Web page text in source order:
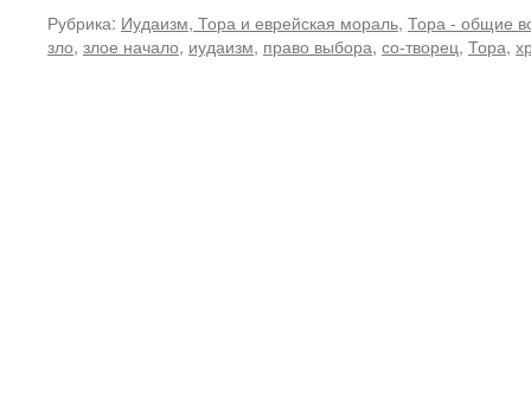
Рубрика: Иудаизм, Тора и еврейская мораль, Тора - общие
зло, злое начало, иудаизм, право выбора, со-творец, Тора,